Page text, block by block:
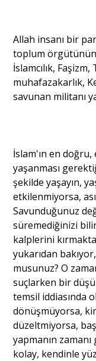
Allah insanı bir
toplum örgütünün
İslamcılık,
muhafazakarlık,
savunan militanı
İslam'ın en
yaşanması
şekilde yaşayın,
etkilenmiyorsa,
Savunduğunuz
süremediğinizi
kalplerini
yukarıdan
musunuz? O
suçlarken bir
temsil iddiasında
dönüşmüyorsa,
düzeltmiyorsa,
yapmanın
kolay, kendinle